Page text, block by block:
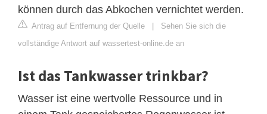
können durch das Abkochen vernichtet werden.
Antrag auf Entfernung der Quelle | Sehen Sie sich die
vollständige Antwort auf wassertest-online.de an
Ist das Tankwasser trinkbar?
Wasser ist eine wertvolle Ressource und in